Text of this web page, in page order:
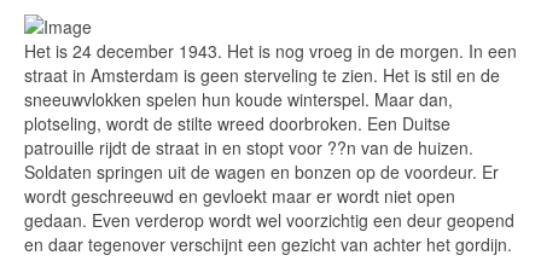
Het is 24 december 1943. Het is nog vroeg in de morgen. In een
straat in Amsterdam is geen sterveling te zien. Het is stil en de
sneeuwvlokken spelen hun koude winterspel. Maar dan,
plotseling, wordt de stilte wreed doorbroken. Een Duitse
patrouille rijdt de straat in en stopt voor ??n van de huizen.
Soldaten springen uit de wagen en bonzen op de voordeur. Er
wordt geschreeuwd en gevloekt maar er wordt niet open
gedaan. Even verderop wordt wel voorzichtig een deur geopend
en daar tegenover verschijnt een gezicht van achter het gordijn.